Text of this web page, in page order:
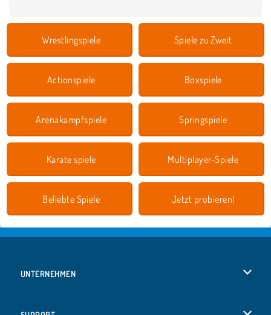
Wrestlingspiele Spiele zu Zweit
Actionspiele Boxspiele
Arenakampfspiele Springspiele
Karate spiele Multiplayer-Spiele
Beliebte Spiele Jetzt probieren!
UNTERNEHMEN